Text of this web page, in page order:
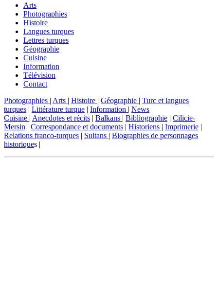
Arts
Photographies
Histoire
Langues turques
Lettres turques
Géographie
Cuisine
Information
Télévision
Contact
Photographies | Arts | Histoire | Géographie | Turc et langues
turques | Littérature turque | Information | News
Cuisine | Anecdotes et récits | Balkans | Bibliographie | Cilicie-
Mersin | Correspondance et documents | Historiens | Imprimerie |
Relations franco-turques | Sultans | Biographies de personnages
historiques |